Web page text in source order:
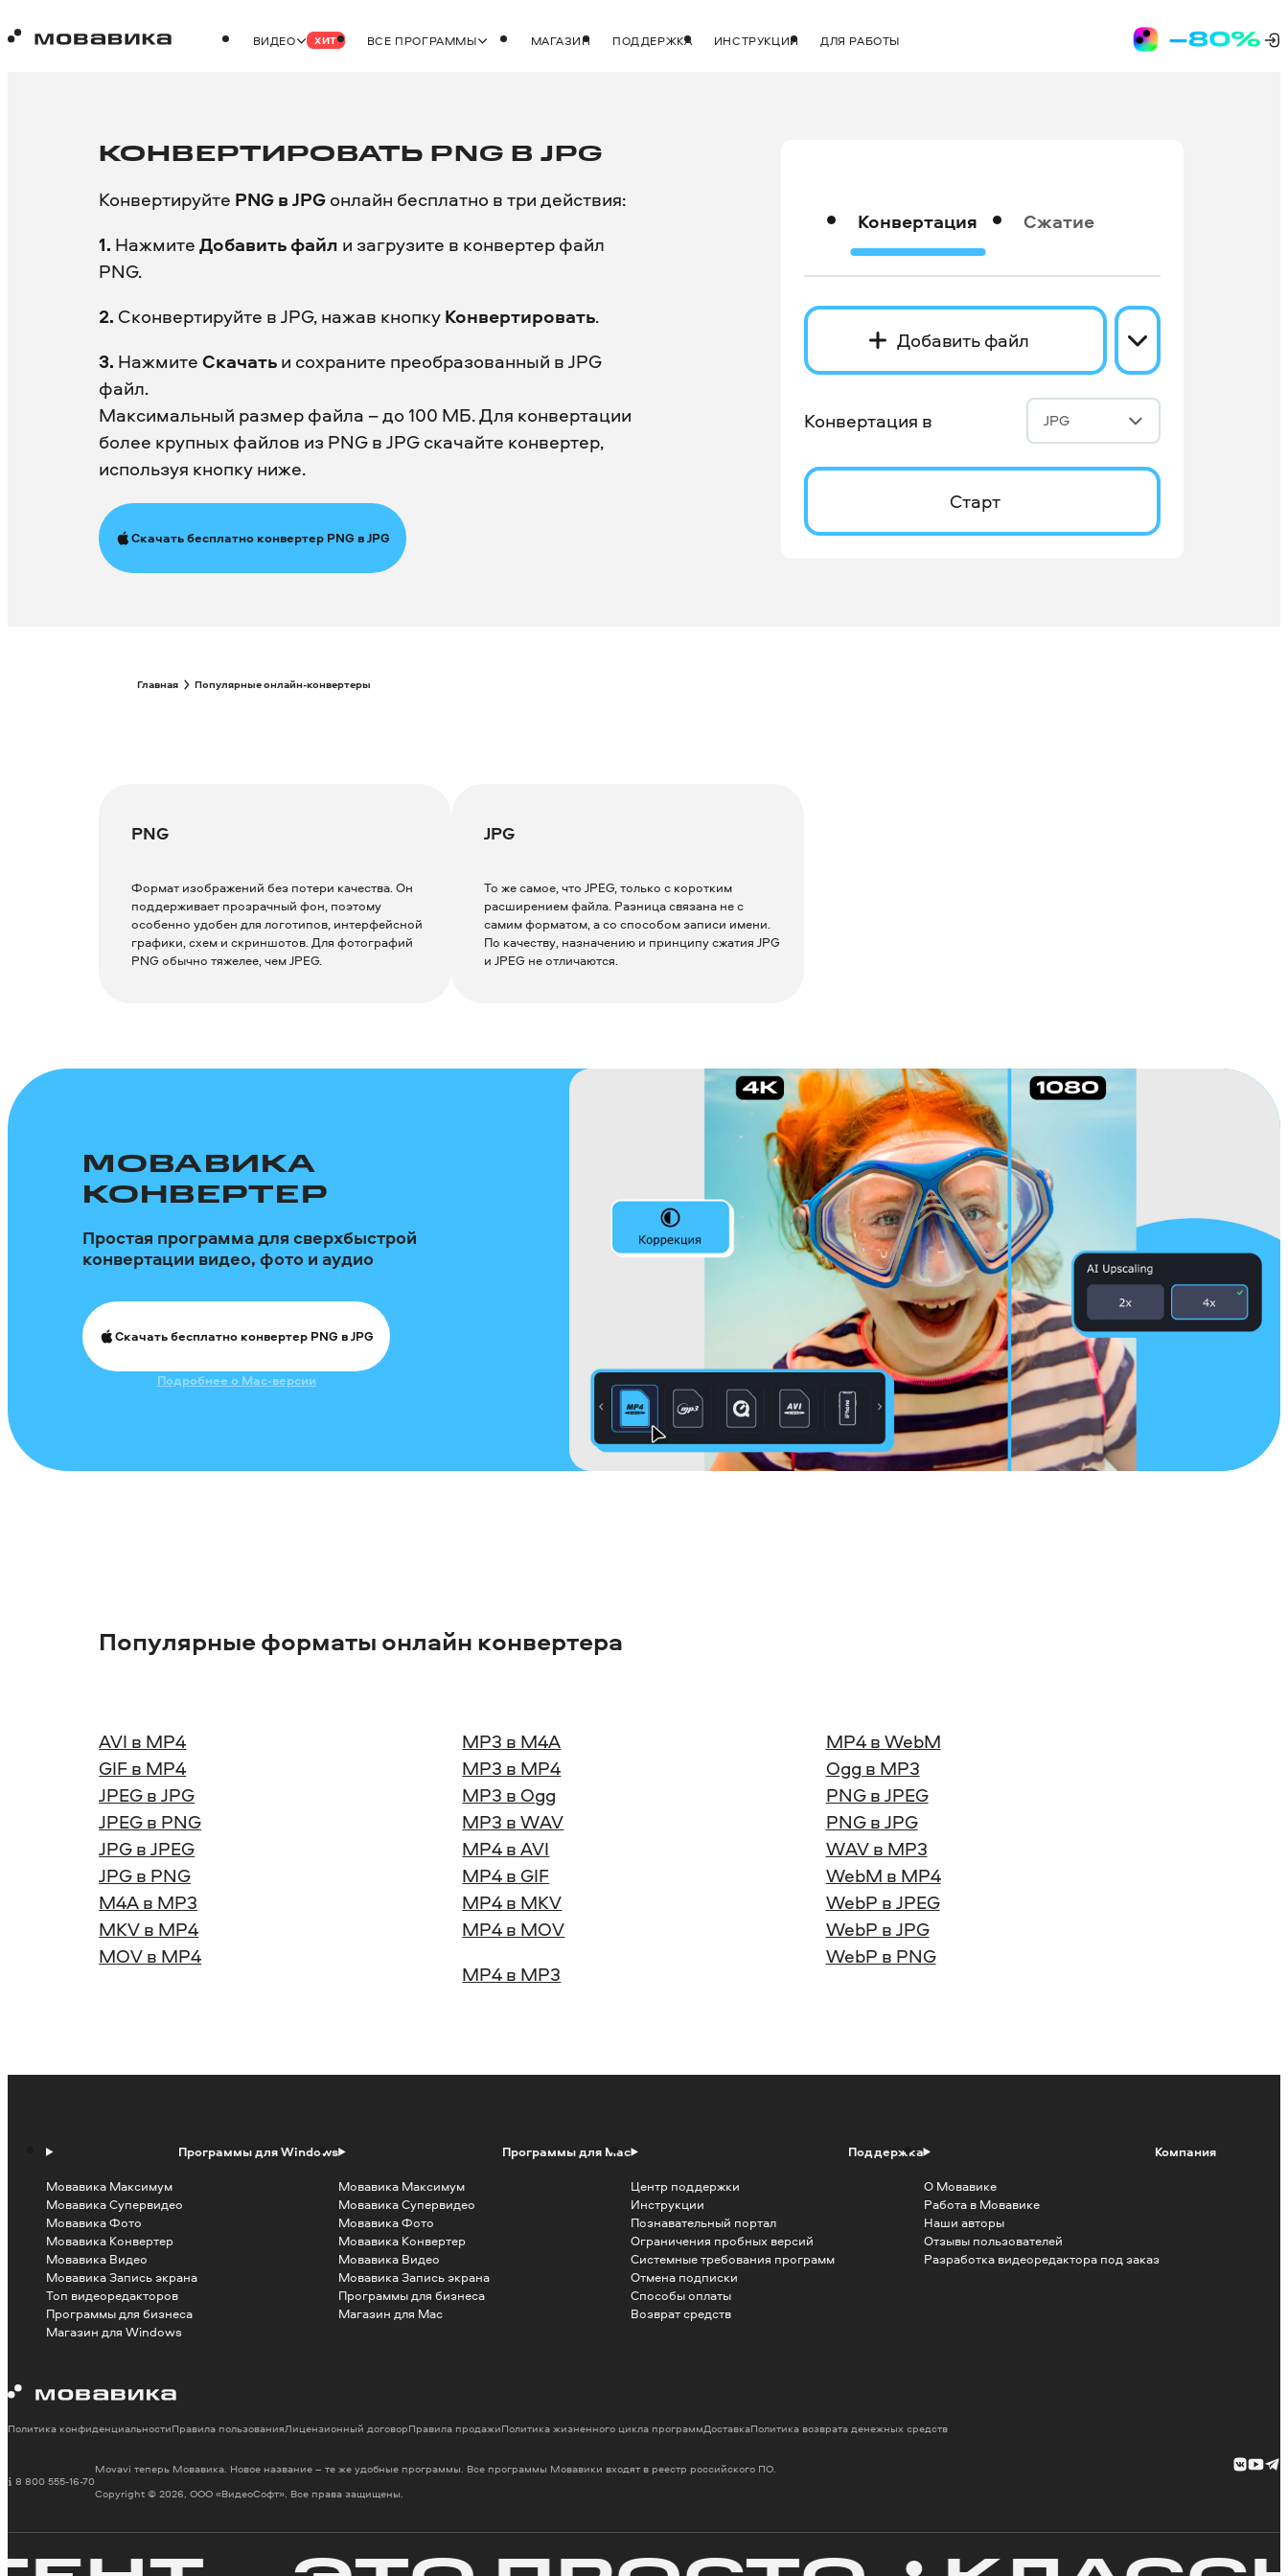
ВИДЕО ХИТ ВСЕ ПРОГРАММЫ МАГАЗИН ПОДДЕРЖКА ИНСТРУКЦИИ ДЛЯ РАБОТЫ
КОНВЕРТИРОВАТЬ PNG В JPG
Конвертируйте PNG в JPGонлайн бесплатно в три действия:
1. НажмитеДобавить файл и загрузите в конвертер файл
PNG.
2.Сконвертируйте в JPG, нажав кнопкуКонвертировать.
3. НажмитеСкачатьи сохраните преобразованный в JPG
файл.
Максимальный размер файла – до 100 МБ. Для конвертации
более крупных файлов из PNG в JPG скачайте конвертер,
используя кнопку ниже.
Скачать бесплатно конвертер PNG в JPG
Конвертация Сжатие
Добавить файл
Конвертация в JPG
Старт
Главная Популярные онлайн-конвертеры
PNG
Формат изображений без потери качества. Он
поддерживает прозрачный фон, поэтому
особенно удобен для логотипов, интерфейсной
графики, схем и скриншотов. Для фотографий
PNG обычно тяжелее, чем JPEG.
JPG
То же самое, что JPEG, только с коротким
расширением файла. Разница связана не с
самим форматом, а со способом записи имени.
По качеству, назначению и принципу сжатия JPG
и JPEG не отличаются.
МОВАВИКА
КОНВЕРТЕР
Простая программа для сверхбыстрой
конвертации видео, фото и аудио
Скачать бесплатно конвертер PNG в JPG
Подробнее о Mac-версии
Популярные форматы онлайн конвертера
AVI в MP4
GIF в MP4
JPEG в JPG
JPEG в PNG
JPG в JPEG
JPG в PNG
M4A в MP3
MKV в MP4
MOV в MP4
MP3 в M4A
MP3 в MP4
MP3 в Ogg
MP3 в WAV
MP4 в AVI
MP4 в GIF
MP4 в MKV
MP4 в MOV
MP4 в MP3
MP4 в WebM
Ogg в MP3
PNG в JPEG
PNG в JPG
WAV в MP3
WebM в MP4
WebP в JPEG
WebP в JPG
WebP в PNG
Программы для Windows
Мовавика Максимум
Мовавика Супервидео
Мовавика Фото
Мовавика Конвертер
Мовавика Видео
Мовавика Запись экрана
Топ видеоредакторов
Программы для бизнеса
Магазин для Windows
Программы для Mac
Мовавика Максимум
Мовавика Супервидео
Мовавика Фото
Мовавика Конвертер
Мовавика Видео
Мовавика Запись экрана
Программы для бизнеса
Магазин для Mac
Поддержка
Центр поддержки
Инструкции
Познавательный портал
Ограничения пробных версий
Системные требования программ
Отмена подписки
Способы оплаты
Возврат средств
Компания
О Мовавике
Работа в Мовавике
Наши авторы
Отзывы пользователей
Разработка видеоредактора под заказ
Movavi теперь Мовавика. Новое название – те же удобные программы. Все программы Мовавики входят в реестр российского ПО.
Copyright © 2026, ООО «ВидеоСофт». Все права защищены.
8 800 555-16-70
Политика конфиденциальностиПравила пользованияЛицензионный договорПравила продажиПолитика жизненного цикла программДоставкаПолитика возврата денежных средств